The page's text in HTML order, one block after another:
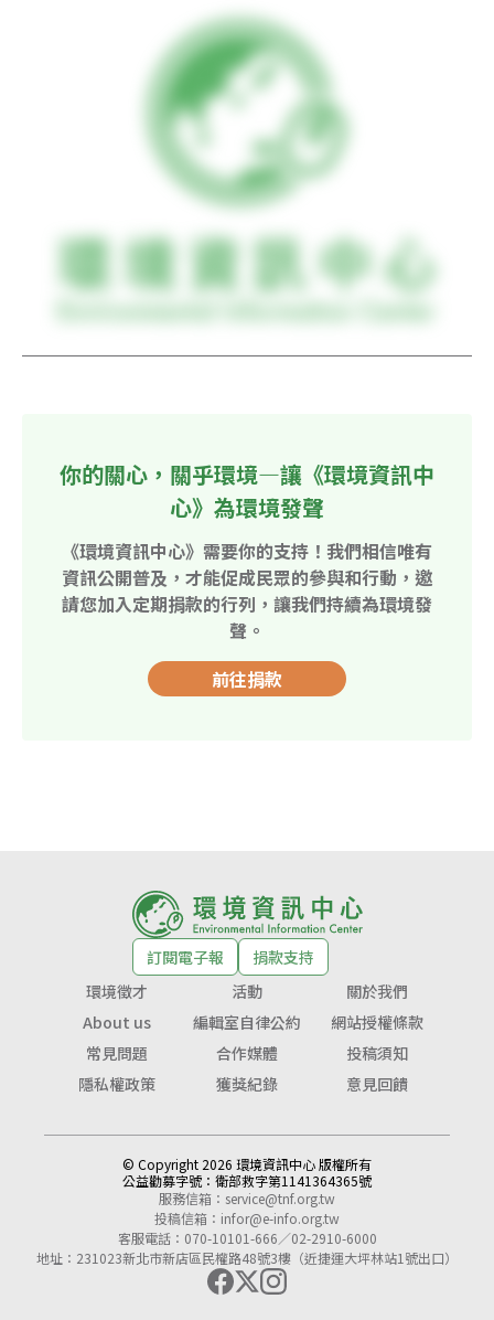
你的關心，關乎環境—讓《環境資訊中
心》為環境發聲
《環境資訊中心》需要你的支持！我們相信唯有
資訊公開普及，才能促成民眾的參與和行動，邀
請您加入定期捐款的行列，讓我們持續為環境發
聲。
前往捐款
訂閱電子報
捐款支持
環境徵才
活動
關於我們
About us
編輯室自律公約
網站授權條款
常見問題
合作媒體
投稿須知
隱私權政策
獲獎紀錄 意見回饋
© Copyright 2026 環境資訊中心 版權所有
公益勸募字號： 衛部救字第1141364365號
服務信箱： service@tnf.org.tw
投稿信箱： infor@e-info.org.tw
客服電話：070-10101-666／02-2910-6000
地址：231023新北市新店區民權路48號3樓（近捷運大坪林站1號出口）